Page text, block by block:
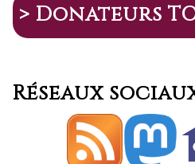
> Donateurs
Réseaux